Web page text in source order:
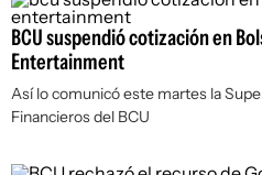
BCU suspendió cotización en
Entertainment
Así lo comunicó este martes la
Financieros del BCU